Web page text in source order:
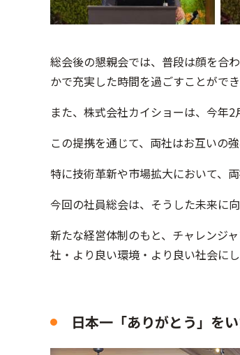
総会後の懇親会では、普段は顔を合
かで充実した時間を過ごすことができ
また、株式会社カイショーは、今年2
この提携を通じて、両社はお互いの
特に技術革新や市場拡大において、
今回の社員総会は、そうした未来に
新たな経営体制のもと、チャレンジ
社・より良い環境・より良い社会に
日本一「ありがとう」を